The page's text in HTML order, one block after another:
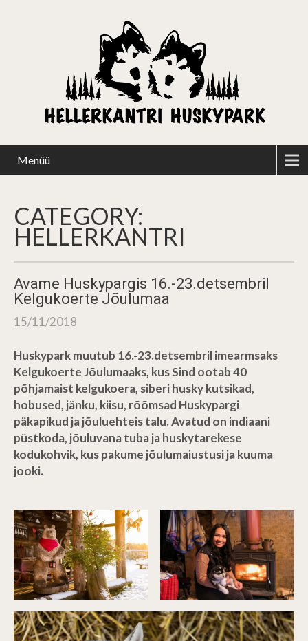
Menüü
CATEGORY:
HELLERKANTRI
Avame Huskypargis 16.-23.detsembril
Kelgukoerte Jõulumaa
15/11/2018
Huskypark muutub 16.-23.detsembril imearmsaks
Kelgukoerte Jõulumaaks, kus Sind ootab 40
põhjamaist kelgukoera, siberi husky kutsikad,
hobused, jänku, kiisu, rõõmsad Huskypargi
päkapikud ja jõuluehteis talu. Avatud on indiaani
püstkoda, jõuluvana tuba ja huskytarekese
kodukohvik, kus pakume jõulumaiustusi ja kuuma
jooki.